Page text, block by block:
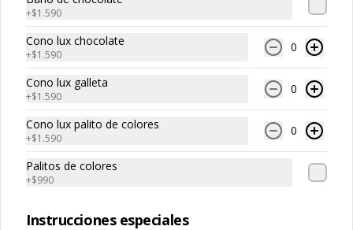
Franquicias
Encuéntranos
Términos y condiciones
Política de privacidad
Redes sociales
Instagram
Facebook
+$1.590
Cono lux chocolate
+$1.590
0
Cono lux galleta
+$1.590
0
Cono lux palito de colores
+$1.590
0
Palitos de colores
+$990
Instrucciones especiales